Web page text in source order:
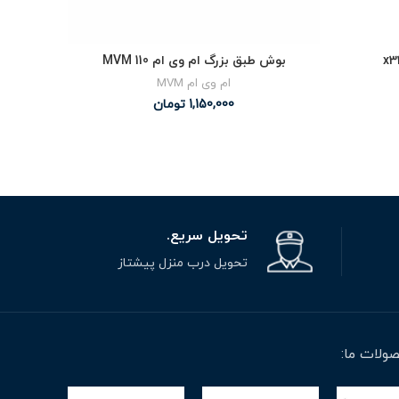
بوش طبق بزرگ ام وی ام MVM 110
ام وی ام MVM
1,150,000 تومان
تحویل سریع.
تحویل درب منزل پیشتاز
ما: